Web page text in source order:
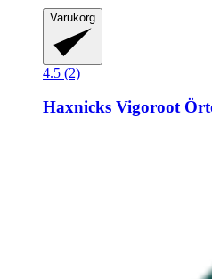
Varukorg
4.5 (2)
Haxnicks Vigoroot